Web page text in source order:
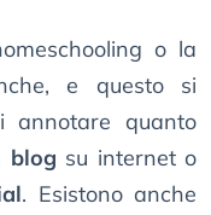
o la
e questo si
annotare quanto
blog su internet o
. Esistono anche